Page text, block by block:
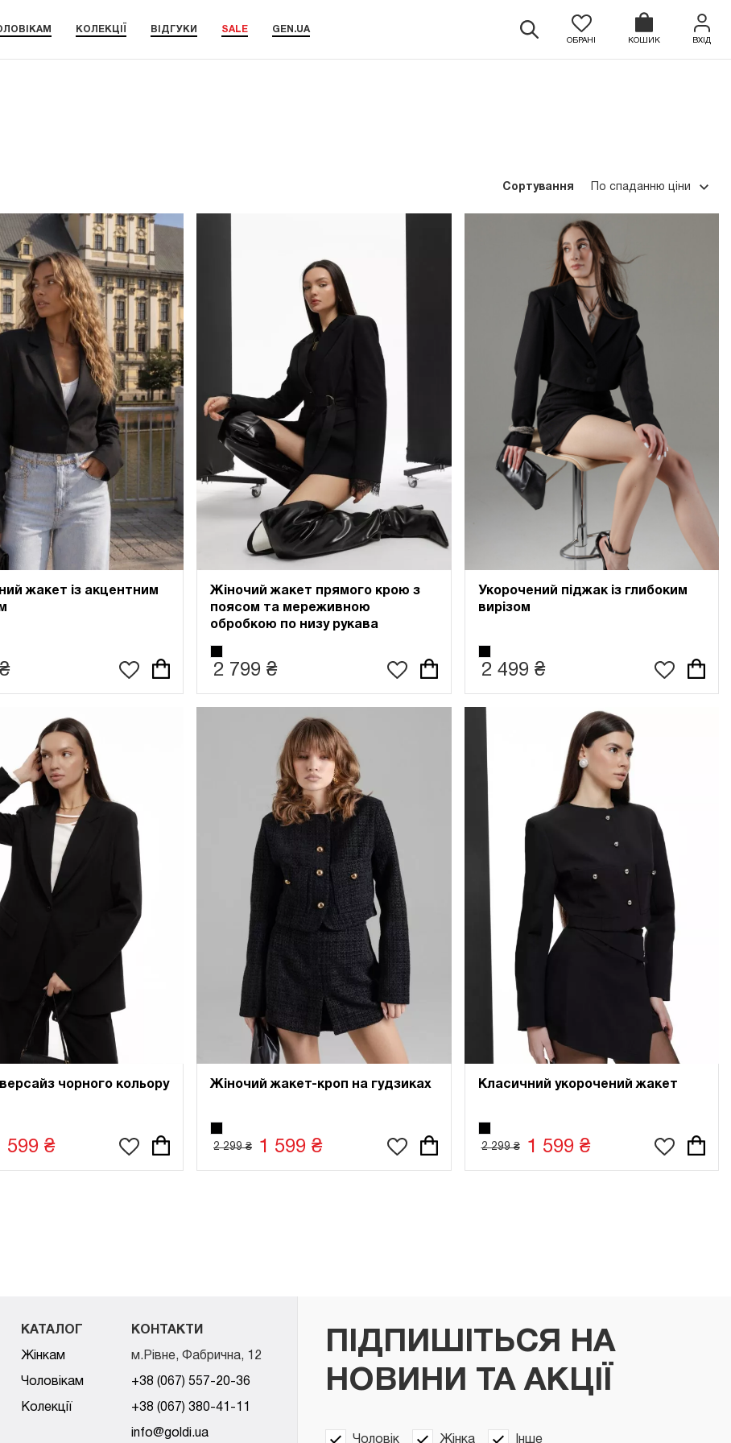
КОЛЕКЦІЇ ВІДГУКИ SALE GEN.UA
ОБРАНІ КОШИК ВХІД
Сортування По спаданню ціни
жакет із акцентним
Жіночий жакет прямого крою з
поясом та мереживною
обробкою по низу рукава
2 799 ₴
Укорочений піджак із глибоким
вирізом
2 499 ₴
чорного кольору
599 ₴
Жіночий жакет-кроп на гудзиках
2 299 ₴ 1 599 ₴
Класичний укорочений жакет
2 299 ₴ 1 599 ₴
КАТАЛОГ
Жінкам
Чоловікам
Колекції
КОНТАКТИ
м.Рівне, Фабрична, 12
+38 (067) 557-20-36
+38 (067) 380-41-11
info@goldi.ua
ПІДПИШІТЬСЯ НА
НОВИНИ ТА АКЦІЇ
Чоловік Жінка Інше